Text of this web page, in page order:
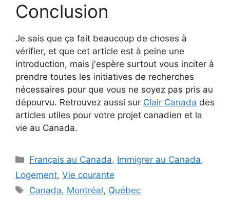
Conclusion
Je sais que ça fait beaucoup de choses à
vérifier, et que cet article est à peine une
introduction, mais j'espère surtout vous inciter à
prendre toutes les initiatives de recherches
nécessaires pour que vous ne soyez pas pris au
dépourvu. Retrouvez aussi sur Clair Canada des
articles utiles pour votre projet canadien et la
vie au Canada.
Catégories
Français au Canada, Immigrer au Canada,
Logement, Vie courante
Étiquettes
Canada, Montréal, Québec